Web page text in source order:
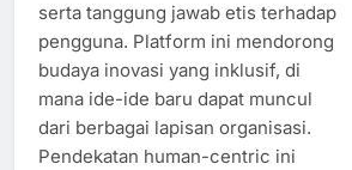
serta tanggung jawab etis terhadap
pengguna. Platform ini mendorong
budaya inovasi yang inklusif, di
mana ide-ide baru dapat muncul
dari berbagai lapisan organisasi.
Pendekatan human-centric ini